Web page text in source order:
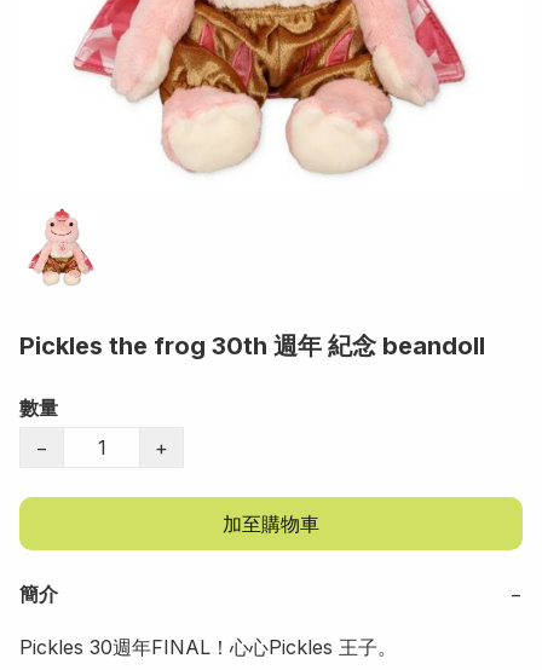
Pickles the frog 30th 週年 紀念 beandoll
數量
−
+
加至購物車
簡介 −
Pickles 30週年FINAL！心心Pickles 王子。